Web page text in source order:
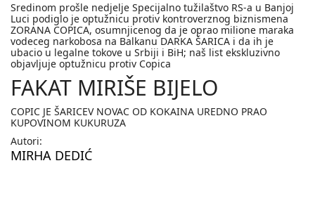
Sredinom prošle nedjelje Specijalno tužilaštvo RS-a u Banjoj
Luci podiglo je optužnicu protiv kontroverznog biznismena
ZORANA COPICA, osumnjicenog da je oprao milione maraka
vodeceg narkobosa na Balkanu DARKA ŠARICA i da ih je
ubacio u legalne tokove u Srbiji i BiH; naš list ekskluzivno
objavljuje optužnicu protiv Copica
FAKAT MIRIŠE BIJELO
COPIC JE ŠARICEV NOVAC OD KOKAINA UREDNO PRAO
KUPOVINOM KUKURUZA
Autori:
MIRHA DEDIĆ